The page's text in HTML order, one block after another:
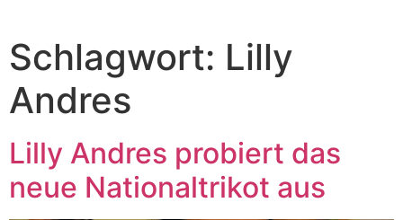
Schlagwort: Lilly
Andres
Lilly Andres probiert das
neue Nationaltrikot aus